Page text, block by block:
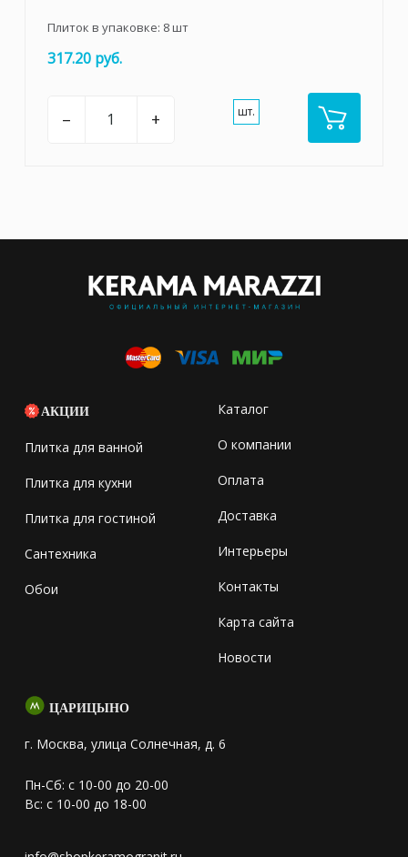
Плиток в упаковке: 8шт
317.20 руб.
– + шт.
АКЦИИ
Плитка для ванной
Плитка для кухни
Плитка для гостиной
Сантехника
Обои
Каталог
О компании
Оплата
Доставка
Интерьеры
Контакты
Карта сайта
Новости
ЦАРИЦЫНО
г. Москва, улица Солнечная, д. 6
Пн-Сб: с 10-00 до 20-00
Вс: с 10-00 до 18-00